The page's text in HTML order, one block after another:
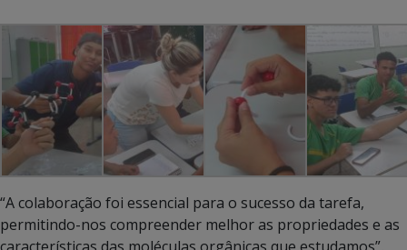
“A colaboração foi essencial para o sucesso da tarefa,
permitindo-nos compreender melhor as propriedades e as